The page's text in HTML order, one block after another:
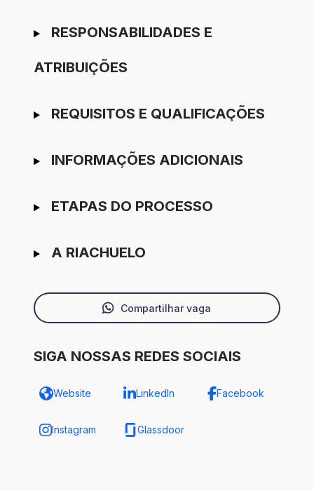
RESPONSABILIDADES E
ATRIBUIÇÕES
REQUISITOS E QUALIFICAÇÕES
INFORMAÇÕES ADICIONAIS
ETAPAS DO PROCESSO
A RIACHUELO
Compartilhar vaga
SIGA NOSSAS REDES SOCIAIS
Website LinkedIn Facebook
Instagram Glassdoor